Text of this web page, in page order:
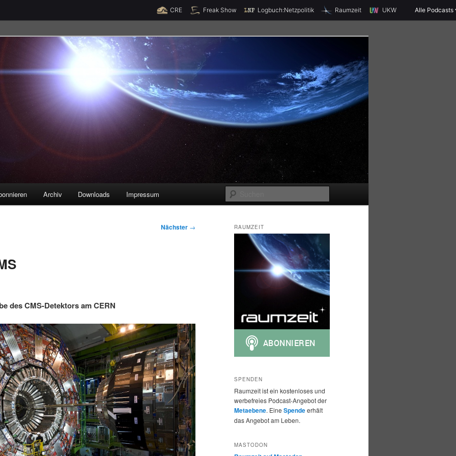
Spende jetzt!
CRE Freak Show Logbuch:Netzpolitik Raumzeit UKW Alle Podcasts
u
Archiv Downloads Impressum
Nächster →
des CMS-Detektors am CERN
RAUMZEIT
SPENDEN
Raumzeit ist ein kostenloses und
werbefreies Podcast-Angebot der
Metaebene. Eine Spendeerhält
das Angebot am Leben.
MASTODON